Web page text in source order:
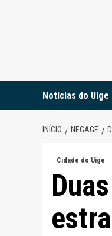
Notícias do Uíge
INÍCIO NEGAGE
Cidade do Uíge